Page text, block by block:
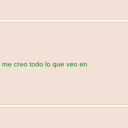
creo todo lo que veo en